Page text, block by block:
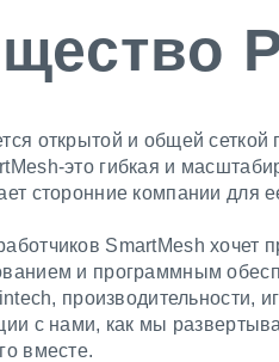
открытой и общей
это гибкая и
сторонние компании для
SmartMesh хочет
и программным
производительности,
с нами, как мы
вместе.